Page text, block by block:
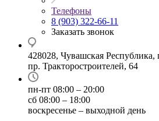
Телефоны
8 (903) 322-66-11
Заказать звонок
428028, Чувашская Республика,
пр. Тракторостроителей, 64
пн-пт 08:00 – 20:00
сб 08:00 – 18:00
воскресенье – выходной день